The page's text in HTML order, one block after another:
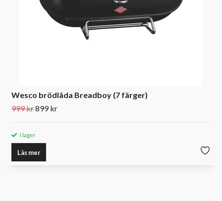
Wesco brödlåda Breadboy (7 färger)
999 kr899 kr
I lager
Läs mer